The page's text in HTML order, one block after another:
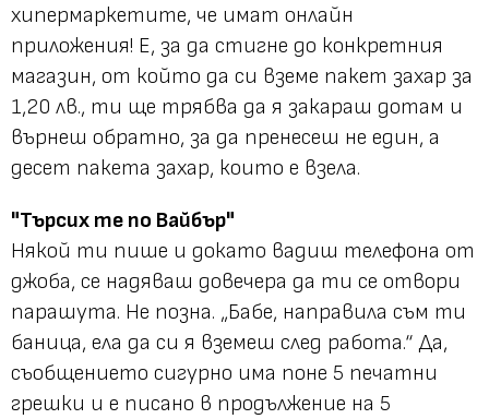
хипермаркетите, че имат онлайн
приложения! Е, за да стигне до конкретния
магазин, от който да си вземе пакет захар за
1,20 лв., ти ще трябва да я закараш дотам и
върнеш обратно, за да пренесеш не един, а
десет пакета захар, които е взела.
"Търсих те по Вайбър"
Някой ти пише и докато вадиш телефона от
джоба, се надяваш довечера да ти се отвори
парашута. Не позна. „Бабе, направила съм ти
баница, ела да си я вземеш след работа.“ Да,
съобщението сигурно има поне 5 печатни
грешки и е писано в продължение на 5